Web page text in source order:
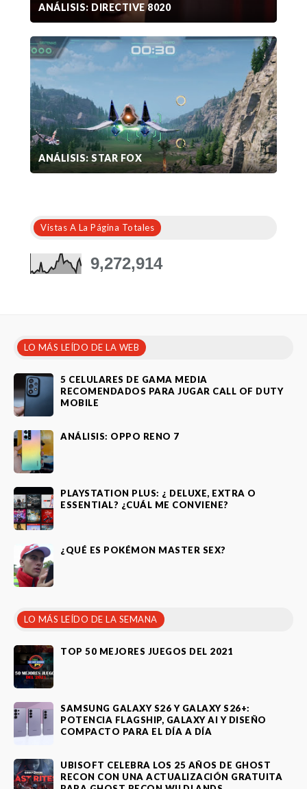
ANÁLISIS: DIRECTIVE 8020
ANÁLISIS: STAR FOX
Vistas A La Página Totales
9,272,914
LO MÁS LEÍDO DE LA WEB
5 CELULARES DE GAMA MEDIA
RECOMENDADOS PARA JUGAR CALL OF DUTY
MOBILE
ANÁLISIS: OPPO RENO 7
PLAYSTATION PLUS: ¿ DELUXE, EXTRA O
ESSENTIAL? ¿CUÁL ME CONVIENE?
¿QUÉ ES POKÉMON MASTER SEX?
LO MÁS LEÍDO DE LA SEMANA
TOP 50 MEJORES JUEGOS DEL 2021
SAMSUNG GALAXY S26 Y GALAXY S26+:
POTENCIA FLAGSHIP, GALAXY AI Y DISEÑO
COMPACTO PARA EL DÍA A DÍA
UBISOFT CELEBRA LOS 25 AÑOS DE GHOST
RECON CON UNA ACTUALIZACIÓN GRATUITA